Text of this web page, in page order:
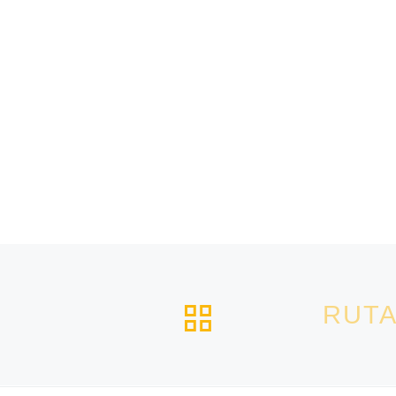
VOLVER A